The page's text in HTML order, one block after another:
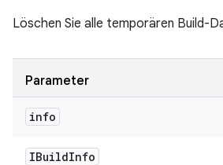
Löschen Sie alle temporären Build-
Parameter
info
IBuildInfo